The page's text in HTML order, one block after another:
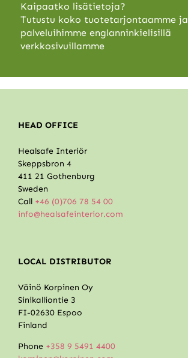
Kaipaatko lisätietoja?
Tutustu koko tuotetarjontaamme ja
palveluihimme englanninkielisillä
verkkosivuillamme
HEAD OFFICE
Healsafe Interiör
Skeppsbron 4
411 21 Gothenburg
Sweden
Call +46 (0)706 78 54 00
info@healsafeinterior.com
LOCAL DISTRIBUTOR
Väinö Korpinen Oy
Sinikalliontie 3
FI-02630 Espoo
Finland
Phone +358 9 5491 4400